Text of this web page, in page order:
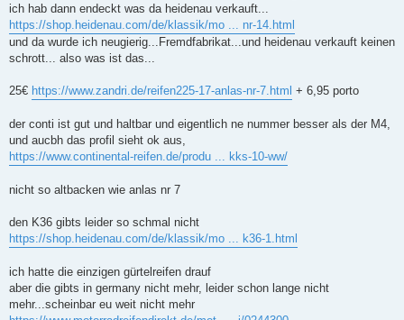
ich hab dann endeckt was da heidenau verkauft...
https://shop.heidenau.com/de/klassik/mo ... nr-14.html
und da wurde ich neugierig...Fremdfabrikat...und heidenau verkauft keinen
schrott... also was ist das...
25€ https://www.zandri.de/reifen225-17-anlas-nr-7.html + 6,95 porto
der conti ist gut und haltbar und eigentlich ne nummer besser als der M4,
und aucbh das profil sieht ok aus,
https://www.continental-reifen.de/produ ... kks-10-ww/
nicht so altbacken wie anlas nr 7
den K36 gibts leider so schmal nicht
https://shop.heidenau.com/de/klassik/mo ... k36-1.html
ich hatte die einzigen gürtelreifen drauf
aber die gibts in germany nicht mehr, leider schon lange nicht
mehr...scheinbar eu weit nicht mehr